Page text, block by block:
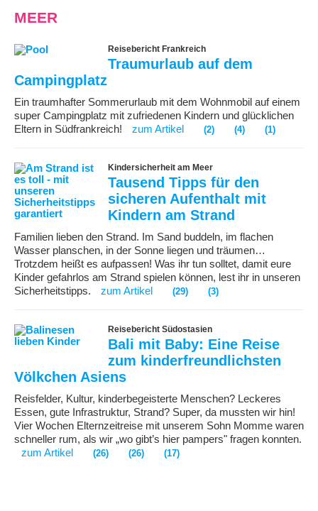
MEER
Reisebericht Frankreich
Traumurlaub auf dem
Campingplatz
Ein traumhafter Sommerurlaub mit dem Wohnmobil auf einem
super Campingplatz mit zufriedenen Kindern und glücklichen
Eltern in Südfrankreich!
zum Artikel (2) (4) (1)
Kindersicherheit am Meer
Tausend Tipps für den
sicheren Aufenthalt mit
Kindern am Strand
Familien lieben den Strand. Im Sand buddeln, im flachen
Wasser planschen, in der Sonne liegen und träumen…
Trotzdem heißt es aufpassen! Was ihr tun solltet, damit eure
Kinder gefahrlos am Strand spielen können, lest ihr in unseren
Sicherheitstipps.
zum Artikel (29) (3)
Reisebericht Südostasien
Bali mit Baby: Eine Reise
zum kinderfreundlichsten
Völkchen Asiens
Reisfelder, Kultur, kinderbegeisterte Menschen? Leckeres
Essen, gute Infrastruktur, Strand? Super, da mussten wir hin!
Vier Wochen Elternzeitreise mit unserem Sohn Momme waren
schneller rum, als wir „wo gibt’s hier pampers" fragen konnten.
zum Artikel
(26) (26) (17)